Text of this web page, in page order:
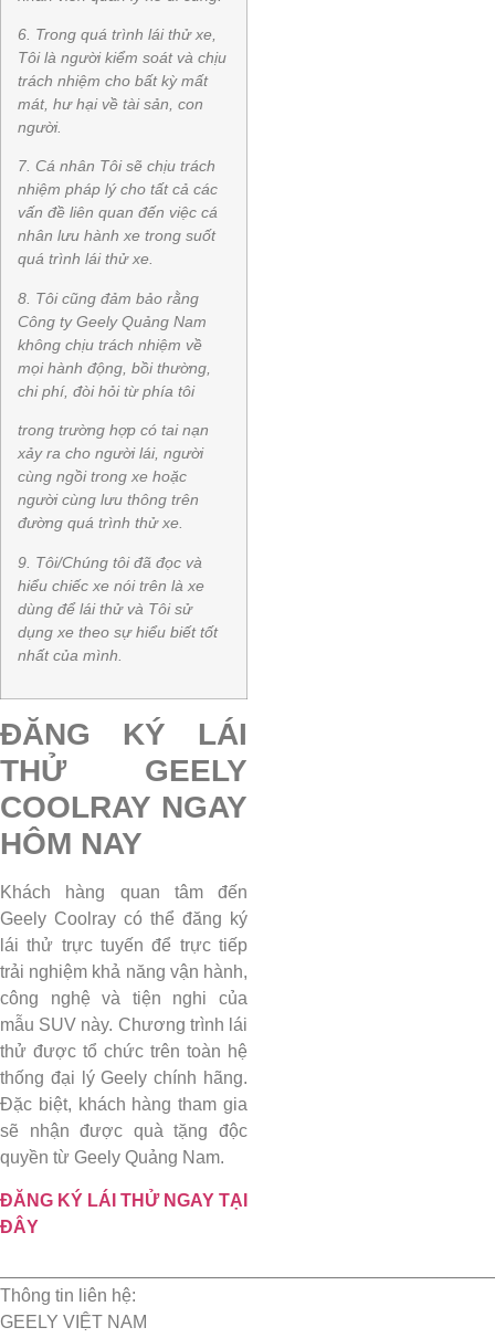
6. Trong quá trình lái thử xe,
Tôi là người kiểm soát và chịu
trách nhiệm cho bất kỳ mất
mát, hư hại về tài sản, con
người.
7. Cá nhân Tôi sẽ chịu trách
nhiệm pháp lý cho tất cả các
vấn đề liên quan đến việc cá
nhân lưu hành xe trong suốt
quá trình lái thử xe.
8. Tôi cũng đảm bảo rằng
Công ty Geely Quảng Nam
không chịu trách nhiệm về
mọi hành động, bồi thường,
chi phí, đòi hỏi từ phía tôi
trong trường hợp có tai nạn
xảy ra cho người lái, người
cùng ngồi trong xe hoặc
người cùng lưu thông trên
đường quá trình thử xe.
9. Tôi/Chúng tôi đã đọc và
hiểu chiếc xe nói trên là xe
dùng để lái thử và Tôi sử
dụng xe theo sự hiểu biết tốt
nhất của mình.
ĐĂNG KÝ LÁI
THỬ GEELY
COOLRAY NGAY
HÔM NAY
Khách hàng quan tâm đến
Geely Coolray có thể đăng ký
lái thử trực tuyến để trực tiếp
trải nghiệm khả năng vận hành,
công nghệ và tiện nghi của
mẫu SUV này. Chương trình lái
thử được tổ chức trên toàn hệ
thống đại lý Geely chính hãng.
Đặc biệt, khách hàng tham gia
sẽ nhận được quà tặng độc
quyền từ Geely Quảng Nam.
ĐĂNG KÝ LÁI THỬ NGAY TẠI
ĐÂY
Thông tin liên hệ:
GEELY VIỆT NAM